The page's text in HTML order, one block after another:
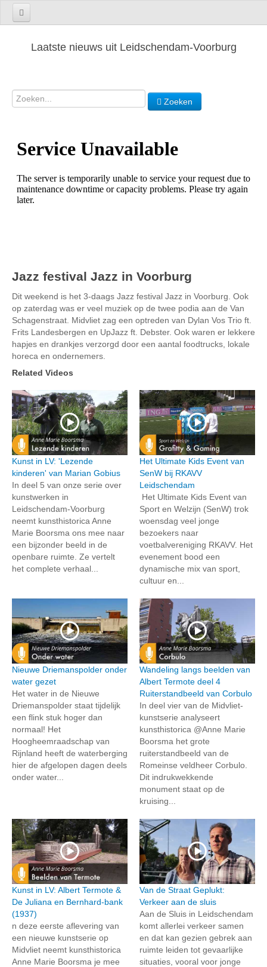
Laatste nieuws uit Leidschendam-Voorburg
Zoeken
Jazz festival Jazz in Voorburg
Dit weekend is het 3-daags Jazz festival Jazz in Voorburg. Ook
op zaterdag was er veel muziek op de twee podia aan de Van
Schagenstraat. Midvliet zag een optreden van Dylan Vos Trio ft.
Frits Landesbergen en UpJazz ft. Debster. Ook waren er lekkere
hapjes en drankjes verzorgd door een aantal foodtrucks, lokale
horeca en ondernemers.
Related Videos
Kunst in LV: 'Lezende
kinderen' van Marian Gobius
In deel 5 van onze serie over
kunstwerken in
Leidschendam-Voorburg
neemt kunsthistorica Anne
Marie Boorsma ons mee naar
een bijzonder beeld in de
openbare ruimte. Ze vertelt
het complete verhaal...
Het Ultimate Kids Event van
SenW bij RKAVV
Leidschendam
Het Ultimate Kids Event van
Sport en Welzijn (SenW) trok
woensdag veel jonge
bezoekers naar
voetbalvereniging RKAVV. Het
evenement bood een
dynamische mix van sport,
cultuur en...
Nieuwe Driemanspolder onder
water gezet
Het water in de Nieuwe
Driemanspolder staat tijdelijk
een flink stuk hoger dan
normaal! Het
Hoogheemraadschap van
Rijnland heeft de waterberging
hier de afgelopen dagen deels
onder water...
Wandeling langs beelden van
Albert Termote deel 4
Ruiterstandbeeld van Corbulo
In deel vier van de Midvliet-
kunstserie analyseert
kunsthistorica @Anne Marie
Boorsma het grote
ruiterstandbeeld van de
Romeinse veldheer Corbulo.
Dit indrukwekkende
monument staat op de
kruising...
Kunst in LV: Albert Termote &
De Juliana en Bernhard-bank
(1937)
n deze eerste aflevering van
een nieuwe kunstserie op
Midvliet neemt kunsthistorica
Anne Marie Boorsma je mee
Van de Straat Geplukt:
Verkeer aan de sluis
Aan de Sluis in Leidschendam
komt allerlei verkeer samen
en dat kan gezien gebrek aan
ruimte leiden tot gevaarlijke
situaties, vooral voor jonge